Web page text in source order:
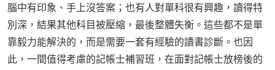
腦中有印象、手上沒答案；也有人對單科很有興趣，讀得特
別深，結果其他科目被壓縮，最後整體失衡。這些都不是單
靠毅力能解決的，而是需要一套有經驗的讀書診斷。也因
此，一間值得考慮的記帳士補習班，在面對記帳士放榜後的